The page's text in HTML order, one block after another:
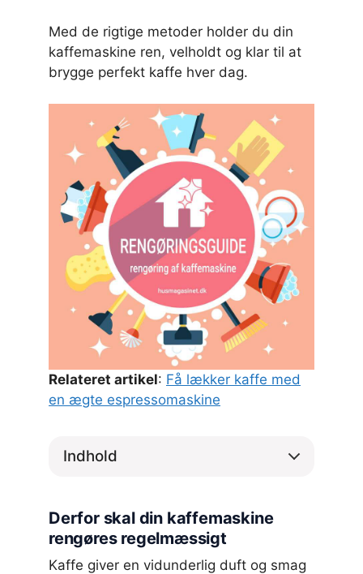
Med de rigtige metoder holder du din
kaffemaskine ren, velholdt og klar til at
brygge perfekt kaffe hver dag.
Relateret artikel: Få lækker kaffe med
en ægte espressomaskine
Indhold
Derfor skal din kaffemaskine
rengøres regelmæssigt
Kaffe giver en vidunderlig duft og smag